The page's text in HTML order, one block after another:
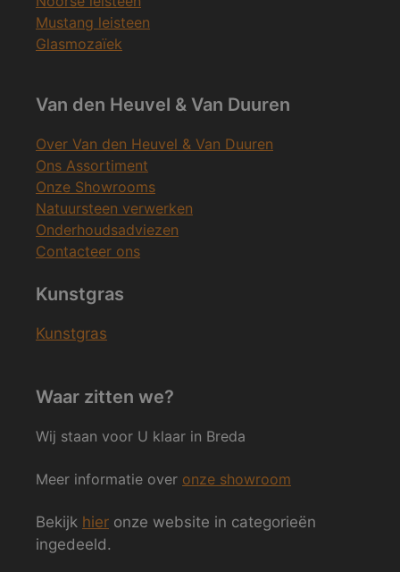
Mustang leisteen
Glasmozaïek
Van den Heuvel & Van Duuren
Over Van den Heuvel & Van Duuren
Ons Assortiment
Onze Showrooms
Natuursteen verwerken
Onderhoudsadviezen
Contacteer ons
Kunstgras
Kunstgras
Waar zitten we?
Wij staan voor U klaar in Breda
Meer informatie over onze showroom
Bekijk hier onze website in categorieën
ingedeeld.